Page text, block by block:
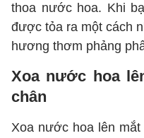
thoa nước hoa. Khi
được tỏa ra một cách
hương thơm phảng
Xoa nước hoa
chân
Xoa nước hoa lên